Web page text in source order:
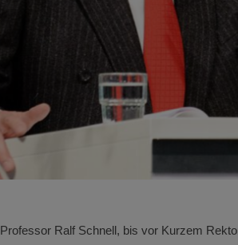
Professor Ralf Schnell, bis vor Kurzem